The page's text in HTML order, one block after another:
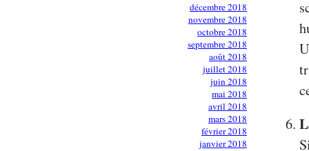
décembre 2018
novembre 2018
octobre 2018
septembre 2018
août 2018
juillet 2018
juin 2018
mai 2018
avril 2018
mars 2018
février 2018
janvier 2018